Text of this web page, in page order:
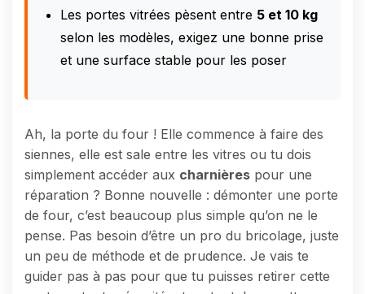
Les portes vitrées pèsent entre 5 et 10 kg
selon les modèles, exigez une bonne prise
et une surface stable pour les poser
Ah, la porte du four ! Elle commence à faire des
siennes, elle est sale entre les vitres ou tu dois
simplement accéder aux charnières pour une
réparation ? Bonne nouvelle : démonter une porte
de four, c’est beaucoup plus simple qu’on ne le
pense. Pas besoin d’être un pro du bricolage, juste
un peu de méthode et de prudence. Je vais te
guider pas à pas pour que tu puisses retirer cette